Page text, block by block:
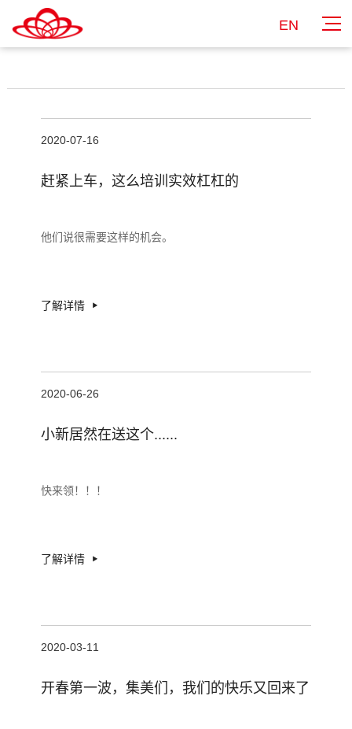
EN
2020-07-16
赶紧上车，这么培训实效杠杠的
他们说很需要这样的机会。
了解详情
2020-06-26
小新居然在送这个......
快来领！！！
了解详情
2020-03-11
开春第一波，集美们，我们的快乐又回来了